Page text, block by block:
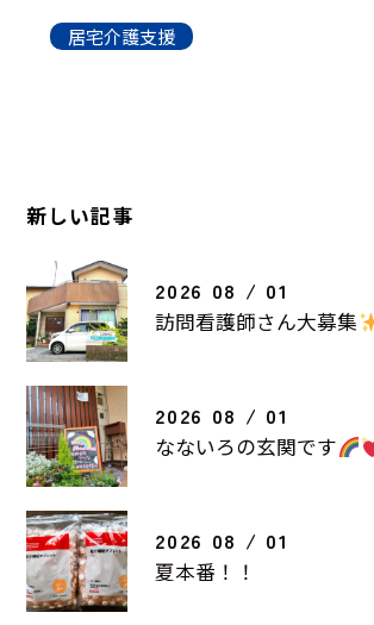
居宅介護支援
新しい記事
2026 08 / 01
訪問看護師さん大募集
2026 08 / 01
なないろの玄関です
2026 08 / 01
夏本番！！